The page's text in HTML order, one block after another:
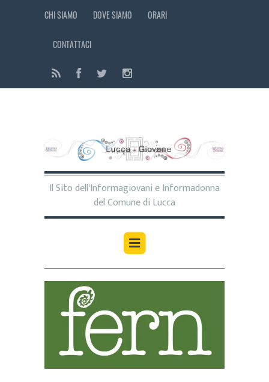
CHI SIAMO DOVE SIAMO ORARI
CONTATTACI
Il Sito dell'Informagiovani e Informadonna
del Comune di Lucca